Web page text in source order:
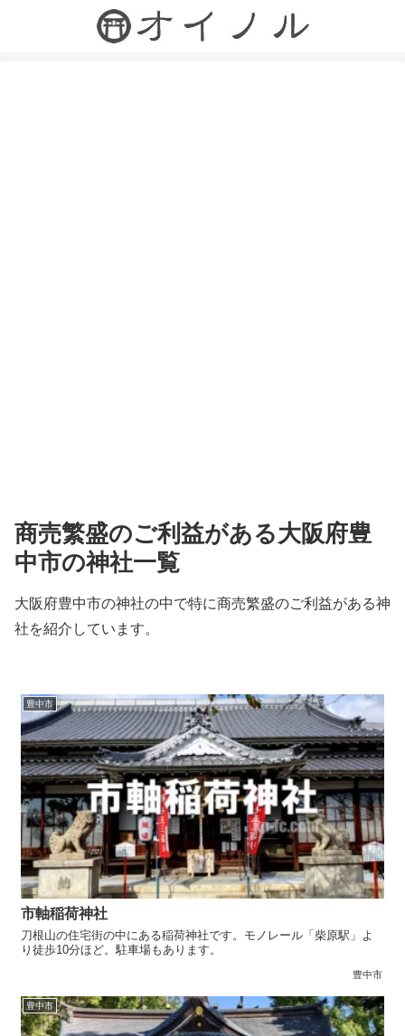
商売繁盛のご利益がある大阪府豊
中市の神社一覧
大阪府豊中市の神社の中で特に商売繁盛のご利益がある神
社を紹介しています。
豊中市
市軸稲荷神社
刀根山の住宅街の中にある稲荷神社です。モノレール「柴原駅」よ
り徒歩10分ほど。駐車場もあります。
豊中市
豊中市